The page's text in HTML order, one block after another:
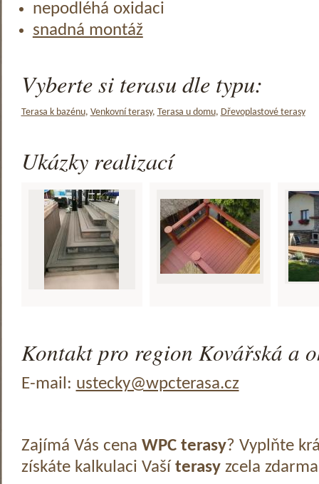
nepodléhá oxidaci
snadná montáž
Vyberte si terasu dle typu:
Terasa k bazénu, Venkovní terasy, Terasa u domu, Dřevoplastové terasy
Ukázky realizací
Kontakt pro region Kovářská a
E-mail: ustecky@wpcterasa.cz
Zajímá Vás cena WPC terasy? Vyplňte
získáte kalkulaci Vaší terasyzcela